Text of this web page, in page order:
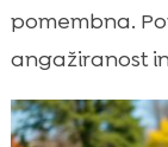
pomembna.
angažiranost